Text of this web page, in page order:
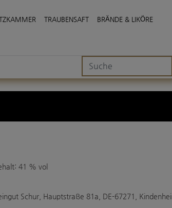
TRAUBENSAFT BRÄNDE & LIKÖRE
41 % vol
Schur, Hauptstraße 81a, DE-67271,